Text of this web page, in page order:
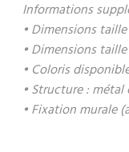
Informations
• Dimensions taille
• Dimensions taille
• Coloris
• Structure : métal
• Fixation murale